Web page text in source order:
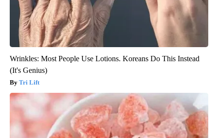
Wrinkles: Most People Use Lotions. Koreans Do This Instead
(It's Genius)
Tri Lift